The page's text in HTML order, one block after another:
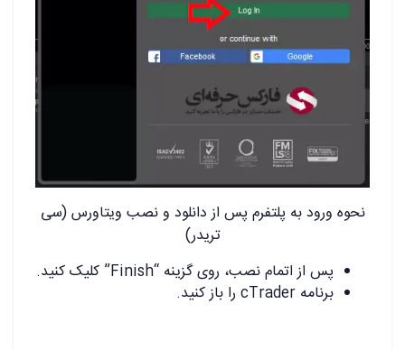
نحوه ورود به پلتفرم پس از دانلود و نصب ویتاورس (سی
تریدر)
پس از اتمام نصب، روی گزینه “Finish” کلیک کنید.
برنامه cTrader را باز کنید.